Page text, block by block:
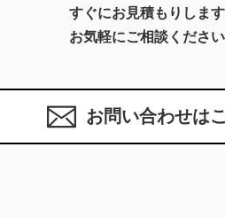
すぐにお見積もりします
お気軽にご相談ください
お問い合わせは